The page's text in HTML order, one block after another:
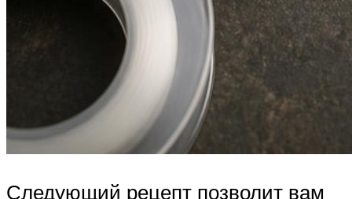
Следующий рецепт позволит вам